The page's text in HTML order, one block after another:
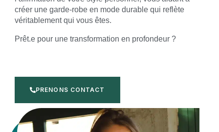
créer une garde-robe en mode durable qui reflète
véritablement qui vous êtes.
Prêt.e pour une transformation en profondeur ?
PRENONS CONTACT